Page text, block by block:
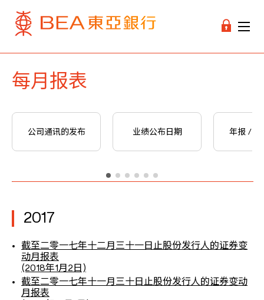
每月报表
公司通讯的发布 业绩公布日期 年报 / 中
2017
截至二零一七年十二月三十一日止股份发行人的证券变
动月报表
(2018年1月2日)
截至二零一七年十一月三十日止股份发行人的证券变动
月报表